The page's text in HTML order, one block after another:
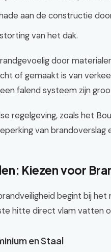
aan de constructie
van het dak.
door
of gemaakt is van
falend systeem zijn
regelgeving, zoals het
van brandoverslag
Kiezen voor
begint bij
hitte direct vlam vatten
en Staal